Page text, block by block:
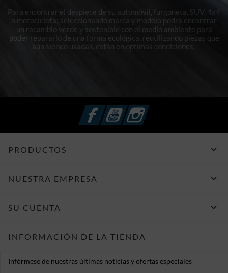
Para encontrar el despiece de su automóvil, furgoneta, SUV, 4x4
o motocicleta; seleccionando marca y modelo podrá encontrar
un recambio verde y sostenible con el medio ambiente para
poder repararlo de una forma ecológica, reutilizando piezas que
aún siendo usadas, están en optimas condiciones.
FacebookYouTubeInstagram
PRODUCTOS 
NUESTRA EMPRESA 
SU CUENTA 
INFORMACIÓN DE LA TIENDA
Infórmese de nuestras últimas noticias y ofertas especiales